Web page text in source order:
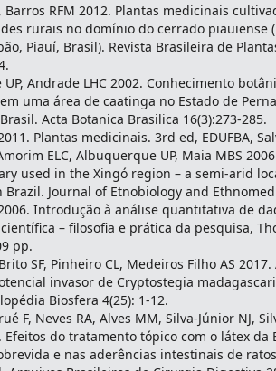
Barros RFM 2012. Plantas medicinais
rurais no domínio do cerrado piauiense
Piauí, Brasil). Revista Brasileira de
Andrade LHC 2002. Conhecimento
uma área de caatinga no Estado de
Acta Botanica Brasilica 16(3):273-285.
Plantas medicinais. 3rd ed, EDUFBA,
ELC, Albuquerque UP, Maia MBS
used in the Xingó region – a semi-arid
Journal of Etnobiology and
Introdução à análise quantitativa de
– filosofia e prática da pesquisa,
pp.
SF, Pinheiro CL, Medeiros Filho AS
invasor de Cryptostegia
Biosfera 4(25): 1-12.
F, Neves RA, Alves MM, Silva-Júnior NJ,
Efeitos do tratamento tópico com o látex da
e nas aderências intestinais de